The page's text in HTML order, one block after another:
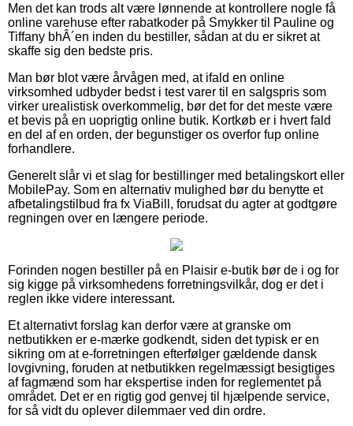
Men det kan trods alt være lønnende at kontrollere nogle få
online varehuse efter rabatkoder på Smykker til Pauline og
Tiffany bhÂ´en inden du bestiller, sådan at du er sikret at
skaffe sig den bedste pris.
Man bør blot være årvågen med, at ifald en online
virksomhed udbyder bedst i test varer til en salgspris som
virker urealistisk overkommelig, bør det for det meste være
et bevis på en uoprigtig online butik. Kortkøb er i hvert fald
en del af en orden, der begunstiger os overfor fup online
forhandlere.
Generelt slår vi et slag for bestillinger med betalingskort eller
MobilePay. Som en alternativ mulighed bør du benytte et
afbetalingstilbud fra fx ViaBill, forudsat du agter at godtgøre
regningen over en længere periode.
Forinden nogen bestiller på en Plaisir e-butik bør de i og for
sig kigge på virksomhedens forretningsvilkår, dog er det i
reglen ikke videre interessant.
Et alternativt forslag kan derfor være at granske om
netbutikken er e-mærke godkendt, siden det typisk er en
sikring om at e-forretningen efterfølger gældende dansk
lovgivning, foruden at netbutikken regelmæssigt besigtiges
af fagmænd som har ekspertise inden for reglementet på
området. Det er en rigtig god genvej til hjælpende service,
for så vidt du oplever dilemmaer ved din ordre.